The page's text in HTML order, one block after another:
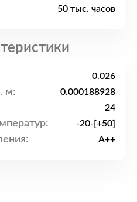
50 тыс. часов
0.026
м: 0.000188928
24
-20-[+50]
A++